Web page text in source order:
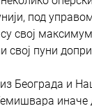
под
свој
свој пуни
Београда и
иначе